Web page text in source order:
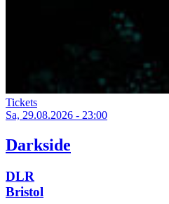
Tickets
Sa, 29.08.2026 - 23:00
Darkside
DLR
Bristol